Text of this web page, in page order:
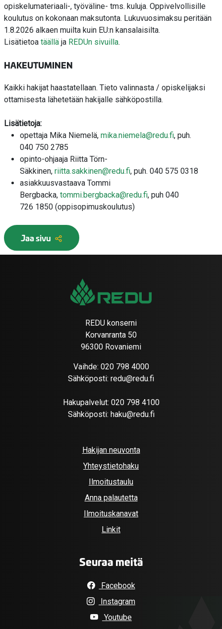
opiskelumateriaali-, työväline- tms. kuluja. Oppivelvollisille
koulutus on kokonaan maksutonta. Lukuvuosimaksu peritään
1.8.2026 alkaen muilta kuin EU:n kansalaisilta.
Lisätietoa täällä ja REDUn sivuilla.
HAKEUTUMINEN
Kaikki hakijat haastatellaan. Tieto valinnasta / opiskelijaksi
ottamisesta lähetetään hakijalle sähköpostilla.
Lisätietoja:
opettaja Mika Niemelä, mika.niemela@redu.fi, puh.
040 750 2785
opinto-ohjaaja Riitta Törn-
Säkkinen, riitta.sakkinen@redu.fi, puh. 040 575 0318
asiakkuusvastaava Tommi
Bergbacka, tommi.bergbacka@redu.fi, puh 040
726 1850 (oppisopimuskoulutus)
Jaa sivu
REDU konserni
Korvanranta 50
96300 Rovaniemi
Vaihde: 020 798 4000
Sähköposti: redu@redu.fi
Hakupalvelut: 020 798 4100
Sähköposti: haku@redu.fi
Hakijan neuvonta
Yhteystietohaku
Ilmoitustaulu
Anna palautetta
Ilmoituskanavat
Linkit
Seuraa meitä
Facebook
Instagram
Youtube